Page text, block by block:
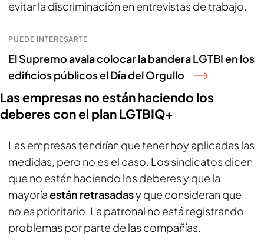
evitar la discriminación en entrevistas de trabajo.
PUEDE INTERESARTE
El Supremo avala colocar la bandera LGTBI en los
edificios públicos el Día del Orgullo
Las empresas no están haciendo los
deberes con el plan LGTBIQ+
Las empresas tendrían que tener hoy aplicadas las
medidas, pero no es el caso. Los sindicatos dicen
que no están haciendo los deberes y que la
mayoríaestán retrasadasy que consideran que
no es prioritario. La patronal no está registrando
problemas por parte de las compañías.